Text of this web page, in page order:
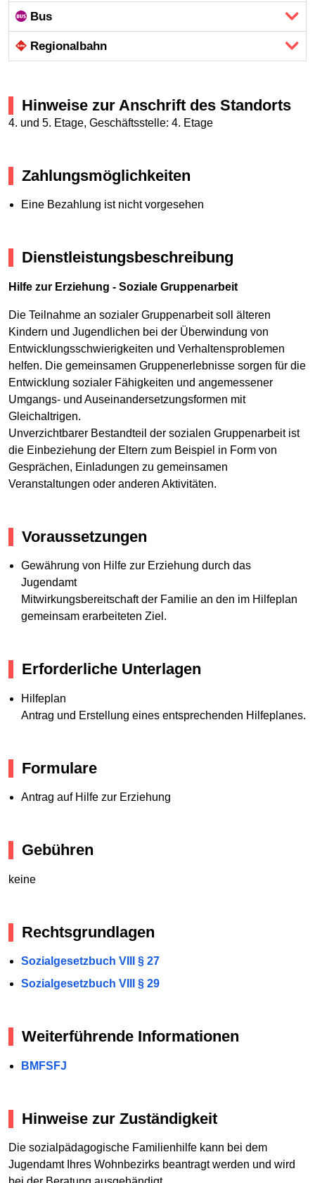
Bus
Regional­bahn
Hinweise zur Anschrift des Standorts
4. und 5. Etage, Geschäftsstelle: 4. Etage
Zahlungsmöglichkeiten
Eine Bezahlung ist nicht vorgesehen
Dienstleistungsbeschreibung
Hilfe zur Erziehung - Soziale Gruppenarbeit
Die Teilnahme an sozialer Gruppenarbeit soll älteren
Kindern und Jugendlichen bei der Überwindung von
Entwicklungsschwierigkeiten und Verhaltensproblemen
helfen. Die gemeinsamen Gruppenerlebnisse sorgen für die
Entwicklung sozialer Fähigkeiten und angemessener
Umgangs- und Auseinandersetzungsformen mit
Gleichaltrigen.
Unverzichtbarer Bestandteil der sozialen Gruppenarbeit ist
die Einbeziehung der Eltern zum Beispiel in Form von
Gesprächen, Einladungen zu gemeinsamen
Veranstaltungen oder anderen Aktivitäten.
Voraussetzungen
Gewährung von Hilfe zur Erziehung durch das
Jugendamt
Mitwirkungsbereitschaft der Familie an den im Hilfeplan
gemeinsam erarbeiteten Ziel.
Erforderliche Unterlagen
Hilfeplan
Antrag und Erstellung eines entsprechenden Hilfeplanes.
Formulare
Antrag auf Hilfe zur Erziehung
Gebühren
keine
Rechtsgrundlagen
Sozialgesetzbuch VIII § 27
Sozialgesetzbuch VIII § 29
Weiterführende Informationen
BMFSFJ
Hinweise zur Zuständigkeit
Die sozialpädagogische Familienhilfe kann bei dem
Jugendamt Ihres Wohnbezirks beantragt werden und wird